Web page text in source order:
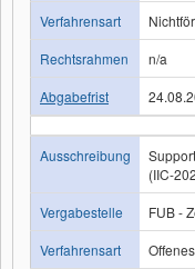
Verfahrensart
Rechtsrahmen
n/a
Abgabefrist
Ausschreibung
(IIC-
Vergabestelle
FUB -
Verfahrensart